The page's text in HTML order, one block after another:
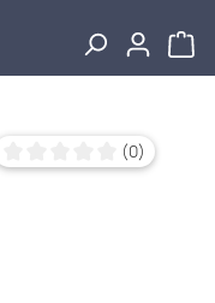
Durchschnittliche
(0)